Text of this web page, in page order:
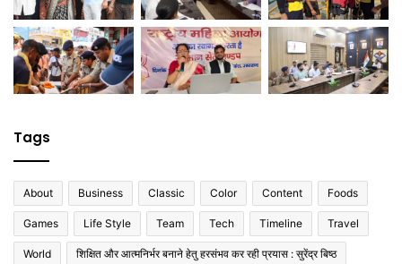
Tags
About Business Classic Color Content Foods
Games Life Style Team Tech Timeline Travel
World शिक्षित और आत्मनिर्भर बनाने हेतु हरसंभव कर रही प्रयास : सुरेंद्र बिष्ठ